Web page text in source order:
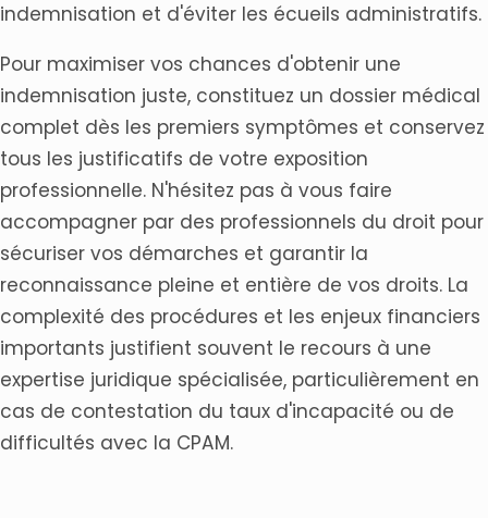
indemnisation et d'éviter les écueils administratifs.
Pour maximiser vos chances d'obtenir une
indemnisation juste, constituez un dossier médical
complet dès les premiers symptômes et conservez
tous les justificatifs de votre exposition
professionnelle. N'hésitez pas à vous faire
accompagner par des professionnels du droit pour
sécuriser vos démarches et garantir la
reconnaissance pleine et entière de vos droits. La
complexité des procédures et les enjeux financiers
importants justifient souvent le recours à une
expertise juridique spécialisée, particulièrement en
cas de contestation du taux d'incapacité ou de
difficultés avec la CPAM.